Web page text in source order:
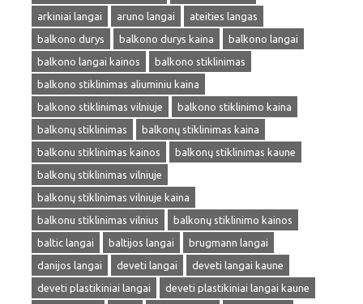
arkiniai langai
aruno langai
ateities langas
balkono durys
balkono durys kaina
balkono langai
balkono langai kainos
balkono stiklinimas
balkono stiklinimas aliuminiu kaina
balkono stiklinimas vilniuje
balkono stiklinimo kaina
balkonų stiklinimas
balkonų stiklinimas kaina
balkonu stiklinimas kainos
balkonų stiklinimas kaune
balkonų stiklinimas vilniuje
balkonų stiklinimas vilniuje kaina
balkonu stiklinimas vilnius
balkonų stiklinimo kainos
baltic langai
baltijos langai
brugmann langai
danijos langai
deveti langai
deveti langai kaune
deveti plastikiniai langai
deveti plastikiniai langai kaune